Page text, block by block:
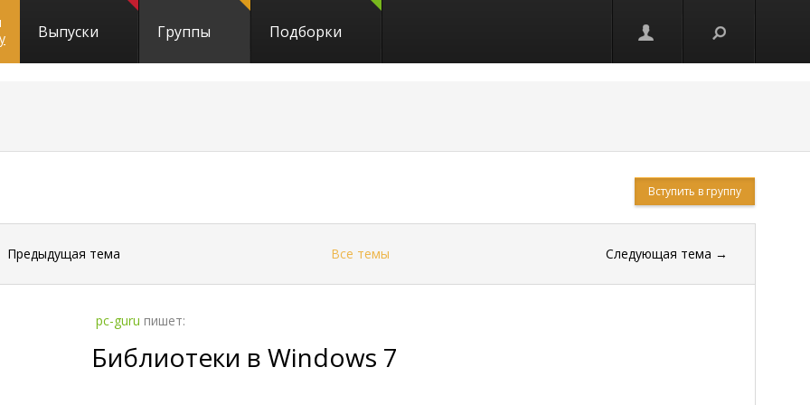
Выпуски Группы Подборки
Вступить в группу
Предыдущая тема Все темы Следующая тема →
pc-guru пишет:
Библиотеки в Windows 7